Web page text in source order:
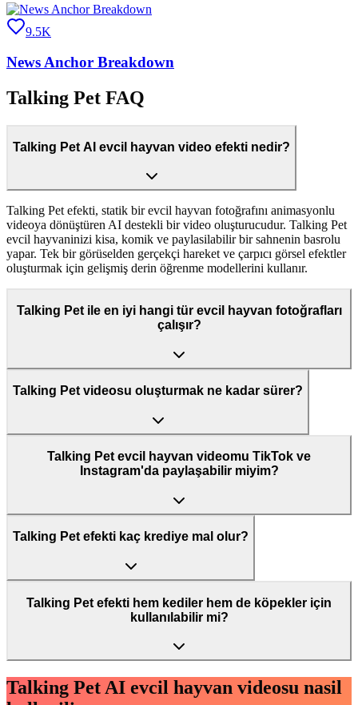
9.5K
News Anchor Breakdown
Talking Pet FAQ
Talking Pet AI evcil hayvan video efekti nedir?
Talking Pet efekti, statik bir evcil hayvan fotoğrafını animasyonlu
videoya dönüştüren AI destekli bir video oluşturucudur. Talking Pet
evcil hayvaninizi kisa, komik ve paylasilabilir bir sahnenin basrolu
yapar. Tek bir görüselden gerçekçi hareket ve çarpıcı görsel efektler
oluşturmak için gelişmiş derin öğrenme modellerini kullanır.
Talking Pet ile en iyi hangi tür evcil hayvan fotoğrafları
çalışır?
Talking Pet videosu oluşturmak ne kadar sürer?
Talking Pet evcil hayvan videomu TikTok ve
Instagram'da paylaşabilir miyim?
Talking Pet efekti kaç krediye mal olur?
Talking Pet efekti hem kediler hem de köpekler için
kullanılabilir mi?
Talking Pet AI evcil hayvan videosu nasil